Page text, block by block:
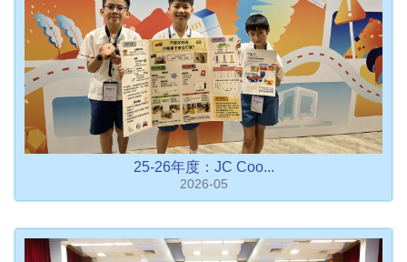
25-26年度：JC Coo...
2026-05